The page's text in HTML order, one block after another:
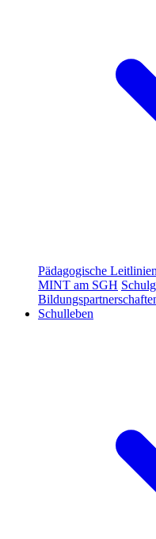
Pädagogische Leitlinien
MINT am SGH
Schulleben